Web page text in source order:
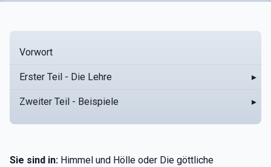
Vorwort
Erster Teil - Die Lehre ▸
Zweiter Teil - Beispiele ▸
Sie sind in: Himmel und Hölle oder Die göttliche